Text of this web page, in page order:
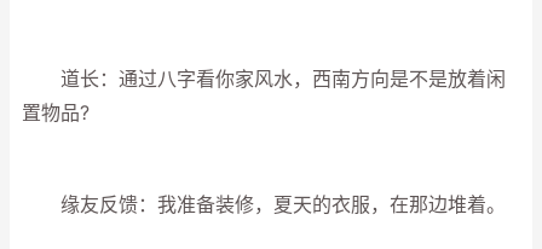
道长：通过八字看你家风水，西南方向是不是放着闲
置物品?
缘友反馈：我准备装修，夏天的衣服，在那边堆着。